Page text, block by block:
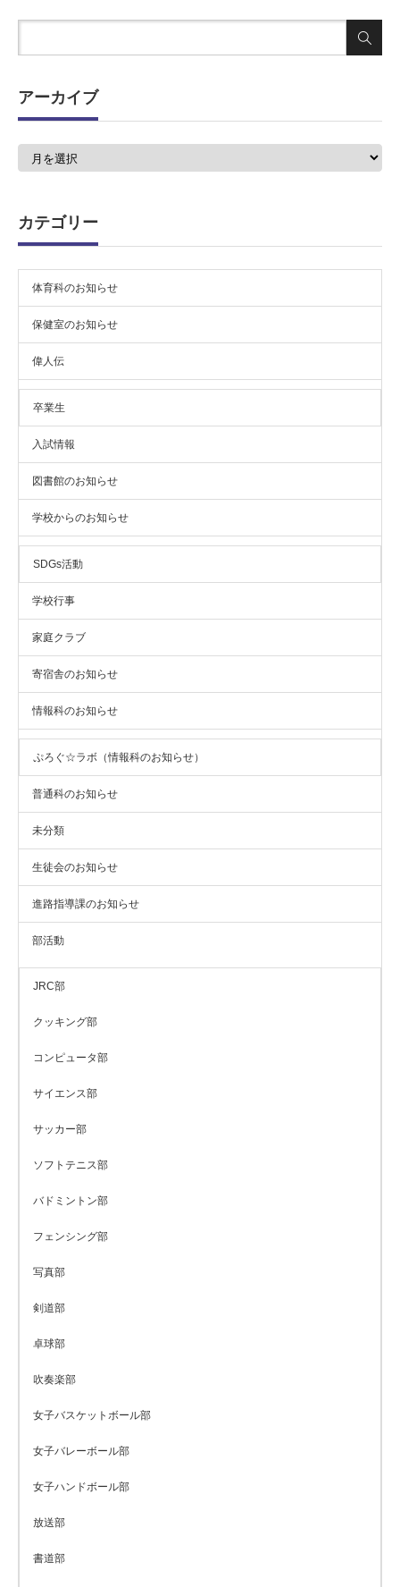
アーカイブ
カテゴリー
体育科のお知らせ
保健室のお知らせ
偉人伝
卒業生
入試情報
図書館のお知らせ
学校からのお知らせ
SDGs活動
学校行事
家庭クラブ
寄宿舎のお知らせ
情報科のお知らせ
ぷろぐ☆ラボ（情報科のお知らせ）
普通科のお知らせ
未分類
生徒会のお知らせ
進路指導課のお知らせ
部活動
JRC部
クッキング部
コンピュータ部
サイエンス部
サッカー部
ソフトテニス部
バドミントン部
フェンシング部
写真部
剣道部
卓球部
吹奏楽部
女子バスケットボール部
女子バレーボール部
女子ハンドボール部
放送部
書道部